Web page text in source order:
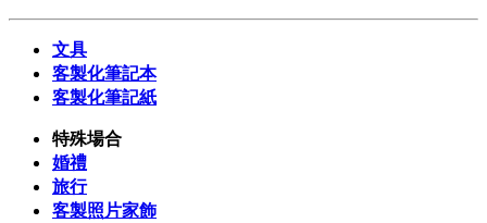
文具
客製化筆記本
客製化筆記紙
特殊場合
婚禮
旅行
客製照片家飾